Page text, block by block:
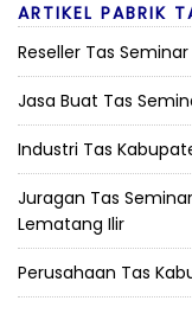
ARTIKEL PABRIK
Reseller Tas
Jasa Buat Tas
Industri Tas
Juragan Tas
Lematang Ilir
Perusahaan Tas